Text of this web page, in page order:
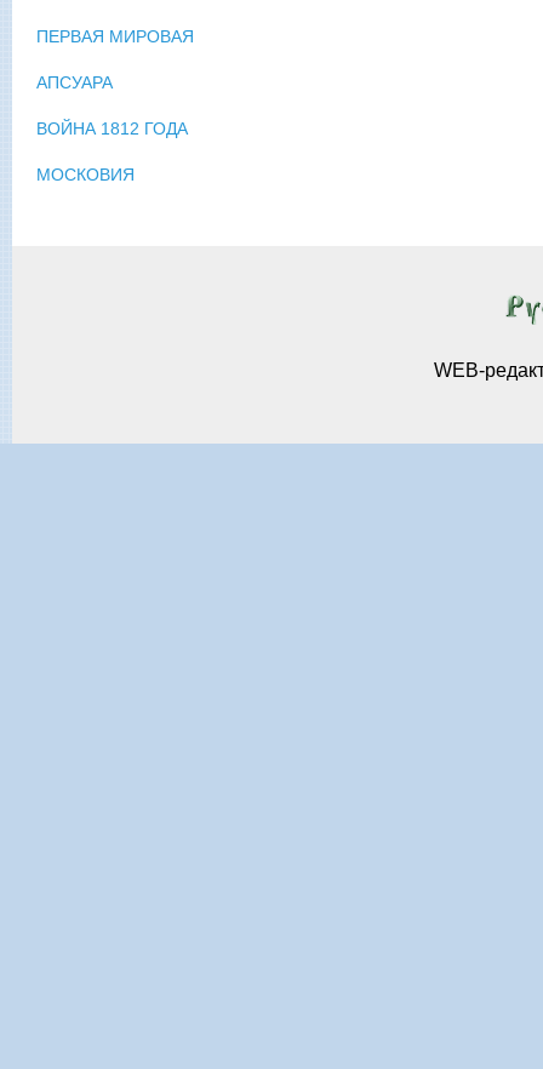
ПЕРВАЯ МИРОВАЯ
АПСУАРА
ВОЙНА 1812 ГОДА
МОСКОВИЯ
WEB-